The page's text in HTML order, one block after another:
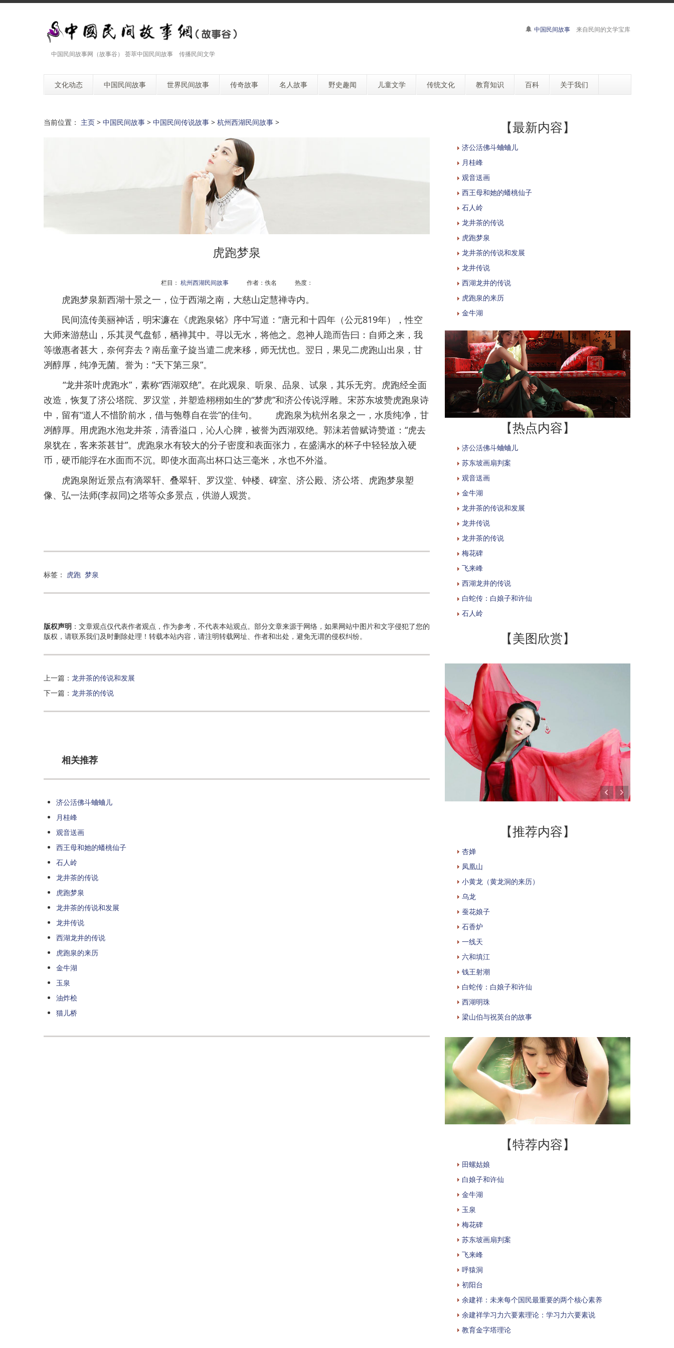
中国民间故事网（故事谷） 荟萃中国民间故事 传播民间文学
中国民间故事 来自民间的文学宝库
文化动态 中国民间故事 世界民间故事 传奇故事 名人故事 野史趣闻 儿童文学 传统文化 教育知识 百科 关于我们
当前位置： 主页 > 中国民间故事 > 中国民间传说故事 > 杭州西湖民间故事 >
虎跑梦泉
栏目： 杭州西湖民间故事作者：佚名 热度：
虎跑梦泉新西湖十景之一，位于西湖之南，大慈山定慧禅寺内。
民间流传美丽神话，明宋濂在《虎跑泉铭》序中写道：“唐元和十四年（公元819年），性空
大师来游慈山，乐其灵气盘郁，栖禅其中。寻以无水，将他之。忽神人跪而告曰：自师之来，我
等缴惠者甚大，奈何弃去？南岳童子旋当遣二虎来移，师无忧也。翌日，果见二虎跑山出泉，甘
冽醇厚，纯净无菌。誉为：“天下第三泉”。
“龙井茶叶虎跑水”，素称“西湖双绝”。在此观泉、听泉、品泉、试泉，其乐无穷。虎跑经全面
改造，恢复了济公塔院、罗汉堂，并塑造栩栩如生的“梦虎”和济公传说浮雕。宋苏东坡赞虎跑泉诗
中，留有“道人不惜阶前水，借与匏尊自在尝”的佳句。 虎跑泉为杭州名泉之一，水质纯净，甘
冽醇厚。用虎跑水泡龙井茶，清香溢口，沁人心脾，被誉为西湖双绝。郭沫若曾赋诗赞道：“虎去
泉犹在，客来茶甚甘”。虎跑泉水有较大的分子密度和表面张力，在盛满水的杯子中轻轻放入硬
币，硬币能浮在水面而不沉。即使水面高出杯口达三毫米，水也不外溢。
虎跑泉附近景点有滴翠轩、叠翠轩、罗汉堂、钟楼、碑室、济公殿、济公塔、虎跑梦泉塑
像、弘一法师(李叔同)之塔等众多景点，供游人观赏。
标签： 虎跑 梦泉
版权声明 ：文章观点仅代表作者观点，作为参考，不代表本站观点。部分文章来源于网络，如果网站中图片和文字侵犯了您的
版权，请联系我们及时删除处理！转载本站内容，请注明转载网址、作者和出处，避免无谓的侵权纠纷。
上一篇： 龙井茶的传说和发展
下一篇： 龙井茶的传说
相关推荐
济公活佛斗蛐蛐儿
月桂峰
观音送画
西王母和她的蟠桃仙子
石人岭
龙井茶的传说
虎跑梦泉
龙井茶的传说和发展
龙井传说
西湖龙井的传说
虎跑泉的来历
金牛湖
玉泉
油炸桧
猫儿桥
【最新内容】
济公活佛斗蛐蛐儿
月桂峰
观音送画
西王母和她的蟠桃仙子
石人岭
龙井茶的传说
虎跑梦泉
龙井茶的传说和发展
龙井传说
西湖龙井的传说
虎跑泉的来历
金牛湖
【热点内容】
济公活佛斗蛐蛐儿
苏东坡画扇判案
观音送画
金牛湖
龙井茶的传说和发展
龙井传说
龙井茶的传说
梅花碑
飞来峰
西湖龙井的传说
白蛇传：白娘子和许仙
石人岭
【美图欣赏】
【推荐内容】
杏婵
凤凰山
小黄龙（黄龙洞的来历）
乌龙
蚕花娘子
石香炉
一线天
六和填江
钱王射潮
白蛇传：白娘子和许仙
西湖明珠
梁山伯与祝英台的故事
【特荐内容】
田螺姑娘
白娘子和许仙
金牛湖
玉泉
梅花碑
苏东坡画扇判案
飞来峰
呼猿洞
初阳台
余建祥：未来每个国民最重要的两个核心素养
余建祥学习力六要素理论：学习力六要素说
教育金字塔理论